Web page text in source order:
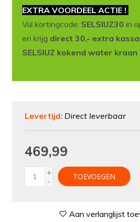
EXTRA VOORDEEL ACTIE !
Vul kortingcode: SELSIUZ30 in
en krijg direct 30,- extra
SELSIUZ kokend water
Levertijd: Direct leverbaar
469,99
+
-
TOEVOEGEN
Aan verlanglijst